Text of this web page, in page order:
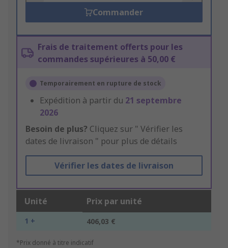
Commander
Frais de traitement offerts pour les
commandes supérieures à 50,00 €
Temporairement en rupture de stock
Expédition à partir du 21 septembre
2026
Besoin de plus? Cliquez sur " Vérifier les
dates de livraison " pour plus de détails
Vérifier les dates de livraison
Unité Prix par unité
1 + 406,03 €
*Prix donné à titre indicatif